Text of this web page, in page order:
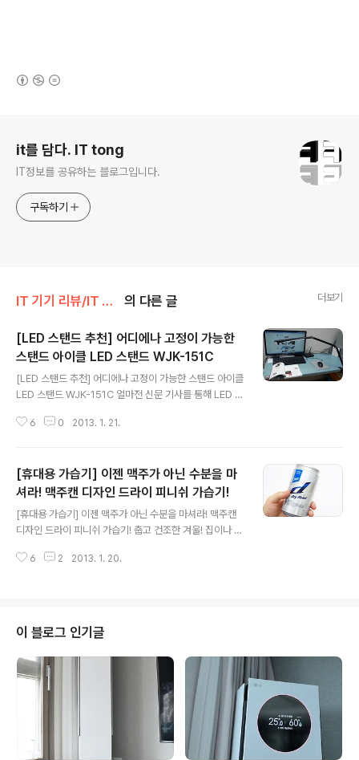
it를 담다. IT tong
IT정보를 공유하는 블로그입니다.
구독하기
IT 기기 리뷰/IT 기타 의 다른 글 더보기
[LED 스탠드 추천] 어디에나 고정이 가능한
스탠드 아이클 LED 스탠드 WJK-151C
[LED 스탠드 추천] 어디에나 고정이 가능한 스탠드 아이클
LED 스탠드 WJK-151C 얼마전 신문 기사를 통해 LED 광
의 전력 소모로 더 밝은 빛을 제공한다는 기사를 본적이 있
둡습니다. 책을 읽거나 뭔가 집중해서 할 때 눈이 금방 피로
감이 느껴지고, 집중이 되지 않는데요. 그래서 지난 번 소개
해드렸던 아이클 LED 스탠드 WJK-151C를 집으로 가져
와 설치했습니다. 아이클(icle) WJK-151C LED스탠드의
해 효율적 공간 활용이 가능한 LED 스탠드라 인터넷 ..
6 0 2013. 1. 21.
[휴대용 가습기] 이젠 맥주가 아닌 수분을 마
셔라! 맥주캔 디자인 드라이 피니쉬 가습기!
[휴대용 가습기] 이젠 맥주가 아닌 수분을 마셔라! 맥주캔
디자인 드라이 피니쉬 가습기! 춥고 건조한 겨울! 집이나 사
하는 것이 있다면 바로 가습기 일겁니다. 저의 경우 자고 일
가 구매한 가습기의 제품 패키지 모습입니다. 마치 맥주캔
박스와 흡사한 모습이죠? 우리가 잘 아는 맥주 브랜드의 캔
모양을 하고 있는 USB 타입의 가습기! 드라이 피니쉬 가습
기인데요. 온라인 쇼핑몰에서 2만원대로 판매되고 있는 제
품입니다. 맥주캔 디자인 드라이 피니쉬 가습기의 구성품
은 간단합니다. 가습기 본체와..
6 2 2013. 1. 20.
이 블로그 인기글